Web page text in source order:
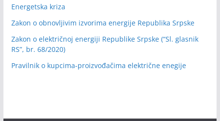
Energetska kriza
Zakon o obnovljivim izvorima energije Republika Srpske
Zakon o električnoj energiji Republike Srpske (“Sl. glasnik
RS”, br. 68/2020)
Pravilnik o kupcima-proizvođačima električne enegije